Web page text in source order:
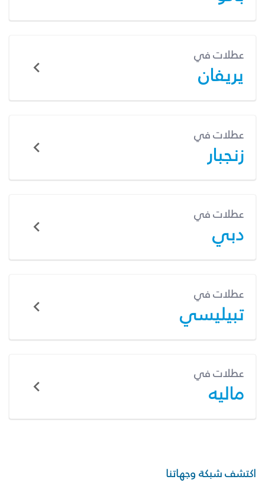
عطلات في
يريفان
عطلات في
زنجبار
عطلات في
دبي
عطلات في
تبيليسي
عطلات في
ماليه
اكتشف شبكة وجهاتنا